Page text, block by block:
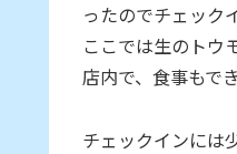
ったのでチェック
ここでは生のトウ
店内で、食事もで
チェックインには